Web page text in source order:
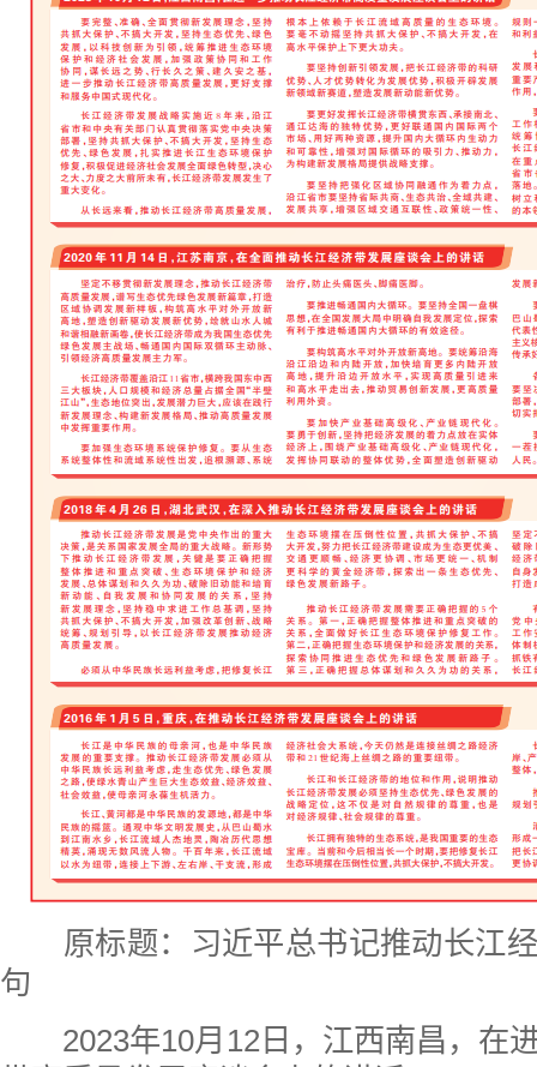
原标题：习近平总书记推动长江
句
2023年10月12日，江西南昌，在